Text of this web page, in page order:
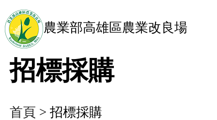
農業部高雄區農業改良場
招標採購
首頁 > 招標採購